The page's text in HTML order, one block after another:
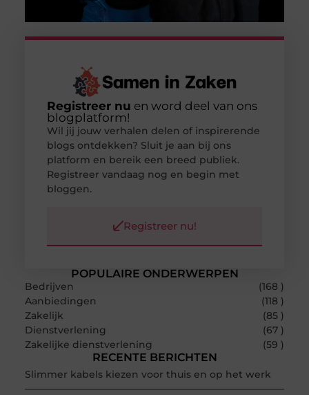
POPULAIRE ONDERWERPEN
Bedrijven
(168 )
Aanbiedingen
(118 )
Zakelijk
(85 )
Dienstverlening
(67 )
Zakelijke dienstverlening
(59 )
RECENTE BERICHTEN
Slimmer kabels kiezen voor thuis en op het werk
Registreer nu en word deel van ons
blogplatform!
Wil jij jouw verhalen delen of inspirerende
blogs ontdekken? Sluit je aan bij ons
platform en bereik een breed publiek.
Registreer vandaag nog en begin met
bloggen.
Registreer nu!